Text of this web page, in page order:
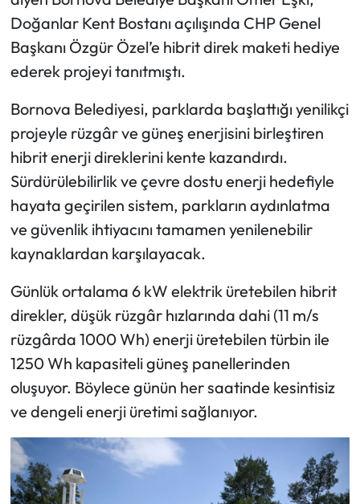
Doğanlar Kent Bostanı açılışında CHP Genel
Başkanı Özgür Özel’e hibrit direk maketi hediye
ederek projeyi tanıtmıştı.
Bornova Belediyesi, parklarda başlattığı yenilikçi
projeyle rüzgâr ve güneş enerjisini birleştiren
hibrit enerji direklerini kente kazandırdı.
Sürdürülebilirlik ve çevre dostu enerji hedefiyle
hayata geçirilen sistem, parkların aydınlatma
ve güvenlik ihtiyacını tamamen yenilenebilir
kaynaklardan karşılayacak.
Günlük ortalama 6 kW elektrik üretebilen hibrit
direkler, düşük rüzgâr hızlarında dahi (11 m/s
rüzgârda 1000 Wh) enerji üretebilen türbin ile
1250 Wh kapasiteli güneş panellerinden
oluşuyor. Böylece günün her saatinde kesintisiz
ve dengeli enerji üretimi sağlanıyor.